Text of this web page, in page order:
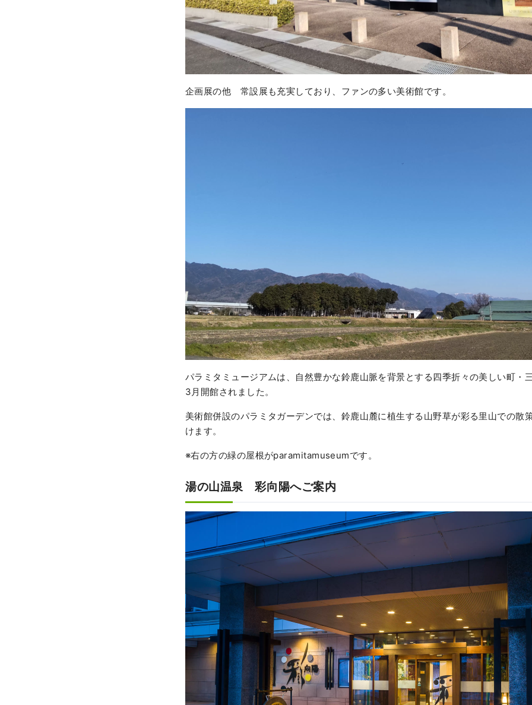
企画展の他 常設展も充実しており、ファンの多い美術館です。
パラミタミュージアムは、自然豊かな鈴鹿山脈を背景とする四季折々の美しい町・
3月開館されました。
美術館併設のパラミタガーデンでは、鈴鹿山麓に植生する山野草が彩る里山での散
けます。
※右の方の緑の屋根がparamitamuseumです。
湯の山温泉 彩向陽へご案内